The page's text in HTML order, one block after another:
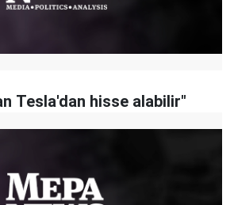
Tesla'dan hisse alabilir"